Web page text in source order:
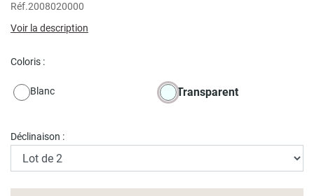
Réf.2008020000
Voir la description
Coloris :
Blanc Transparent
Déclinaison :